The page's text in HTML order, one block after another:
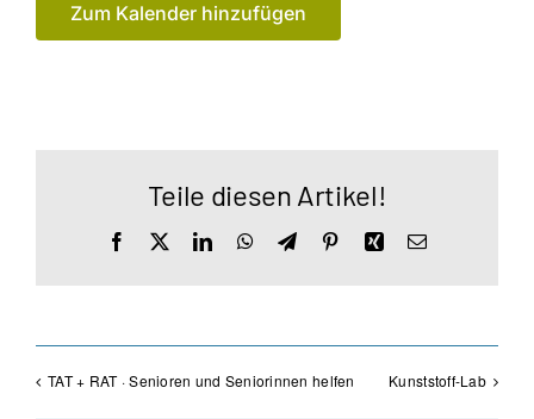
Zum Kalender hinzufügen
Teile diesen Artikel!
Facebook LinkedInWhatsApp
TelegramPinterestXingE-
TAT + RAT · Senioren und Seniorinnen helfen Kunststoff-Lab